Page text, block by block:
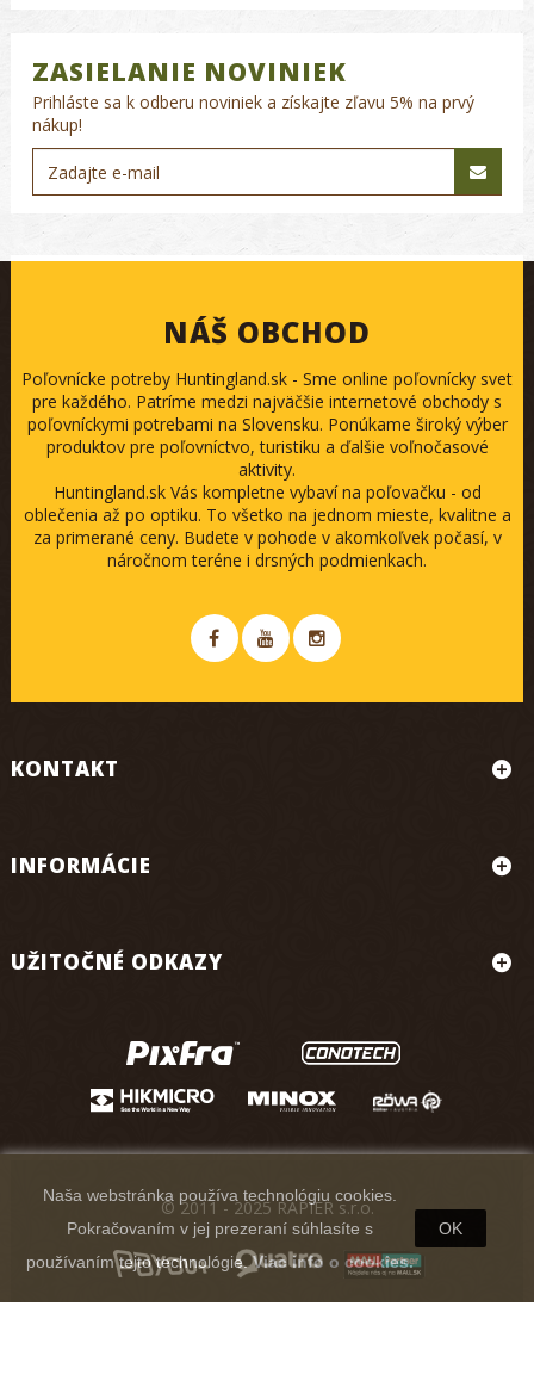
ZASIELANIE NOVINIEK
Prihláste sa k odberu noviniek a získajte zľavu 5% na prvý
nákup!
NÁŠ OBCHOD
Poľovnícke potreby Huntingland.sk - Sme online poľovnícky svet
pre každého. Patríme medzi najväčšie internetové obchody s
poľovníckymi potrebami na Slovensku. Ponúkame široký výber
produktov pre poľovníctvo, turistiku a ďalšie voľnočasové
aktivity.
Huntingland.sk Vás kompletne vybaví na poľovačku - od
oblečenia až po optiku. To všetko na jednom mieste, kvalitne a
za primerané ceny. Budete v pohode v akomkoľvek počasí, v
náročnom teréne i drsných podmienkach.
KONTAKT
INFORMÁCIE
UŽITOČNÉ ODKAZY
Naša webstránka používa technológiu cookies.
Pokračovaním v jej prezeraní súhlasíte s
používaním tejto technológie.Viac info o cookies.
OK
© 2011 - 2025 RAPIER s.r.o.